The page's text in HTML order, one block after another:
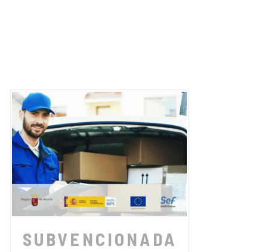
SUBVENCIONADA